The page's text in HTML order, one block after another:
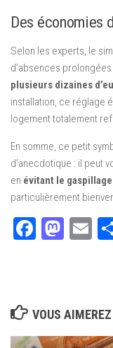
Des économies
Selon les experts, le
d’absences
plusieurs dizaines
installation, ce réglage
logement totalement
En somme, ce petit
d’anecdotique : il peut
en évitant le
particulièrement
VOUS